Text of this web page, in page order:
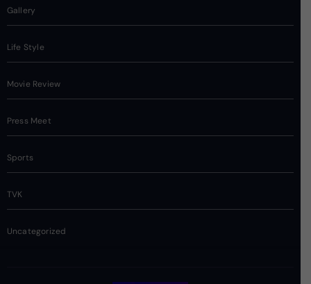
Gallery
Life Style
Movie Review
Press Meet
Sports
TVK
Uncategorized